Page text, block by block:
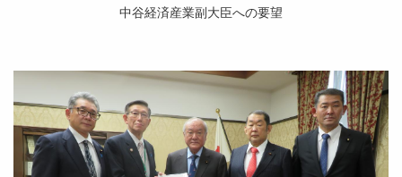
中谷経済産業副大臣への要望